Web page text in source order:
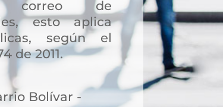
correo de
esto aplica
según el
de 2011.
Bolívar -